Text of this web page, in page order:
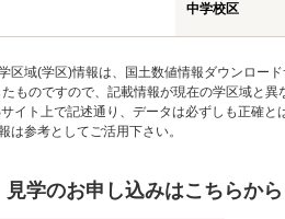
中学校区
区域(学区)情報は、国土数値情報ダウンロー
ものですので、記載情報が現在の学区域と異
イト上で記述通り、データは必ずしも正確
は参考としてご活用下さい。
学のお申し込みはこちらから